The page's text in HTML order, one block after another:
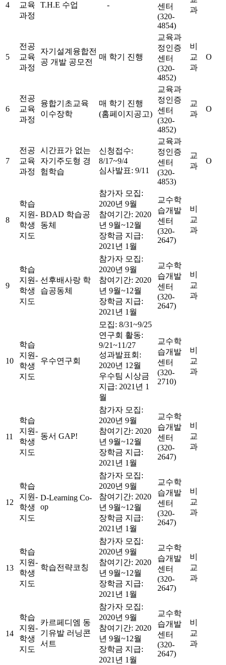
4
교육
과정
T.H.E 수업 -
센터
(320-
4854)
과
5
전공
교육
과정
자기설계융합전
공 개발 공모전
매 학기 진행
교육과
정인증
센터
(320-
4852)
비
교
과
O
6
전공
교육
과정
융합기초교육
이수장학
매 학기 진행
(홈페이지공고)
교육과
정인증
센터
(320-
4852)
교
과
O
7
전공
교육
과정
시간표가 없는
자기주도형 경
험학습
신청접수:
8/17~9/4
심사발표: 9/11
교육과
정인증
센터
(320-
4853)
교
과
O
8
학습
지원-
학생
지도
BDAD 학습공
동체
참가자 모집:
2020년 9월
참여기간: 2020
년 9월~12월
장학금 지급:
2021년 1월
교수학
습개발
센터
(320-
2647)
비
교
과
9
학습
지원-
학생
지도
선후배사랑 학
습공동체
참가자 모집:
2020년 9월
참여기간: 2020
년 9월~12월
장학금 지급:
2021년 1월
교수학
습개발
센터
(320-
2647)
비
교
과
10
학습
지원-
학생
지도
우수연구회
모집: 8/31~9/25
연구회 활동:
9/21~11/27
성과발표회:
2020년 12월
우수팀 시상금
지급: 2021년 1
월
교수학
습개발
센터
(320-
2710)
비
교
과
11
학습
지원-
학생
지도
동서 GAP!
참가자 모집:
2020년 9월
참여기간: 2020
년 9월~12월
장학금 지급:
2021년 1월
교수학
습개발
센터
(320-
2647)
비
교
과
12
학습
지원-
학생
지도
D-Learning Co-
op
참가자 모집:
2020년 9월
참여기간: 2020
년 9월~12월
장학금 지급:
2021년 1월
교수학
습개발
센터
(320-
2647)
비
교
과
13
학습
지원-
학생
지도
학습전략코칭
참가자 모집:
2020년 9월
참여기간: 2020
년 9월~12월
장학금 지급:
2021년 1월
교수학
습개발
센터
(320-
2647)
비
교
과
14
학습
지원-
학생
지도
카르페디엠 동
기유발 러닝콘
서트
참가자 모집:
2020년 9월
참여기간: 2020
년 9월~12월
장학금 지급:
2021년 1월
교수학
습개발
센터
(320-
2647)
비
교
과